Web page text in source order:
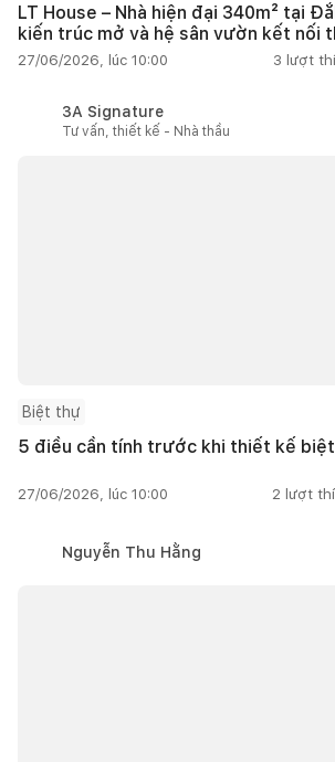
LT House – Nhà hiện đại 340m² tại
kiến trúc mở và hệ sân vườn kết nối
27/06/2026, lúc 10:00 3 lượt
3A Signature
Tư vấn, thiết kế - Nhà thầu
Biệt thự
5 điều cần tính trước khi thiết kế
27/06/2026, lúc 10:00 2 lượt
Nguyễn Thu Hằng